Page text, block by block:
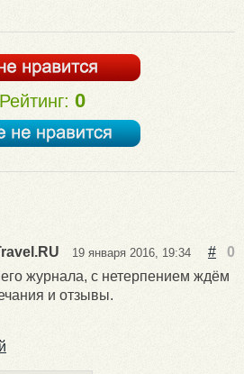
Рейтинг: 0
19 января 2016, 19:34 #
0
журнала, с нетерпением ждём
и отзывы.